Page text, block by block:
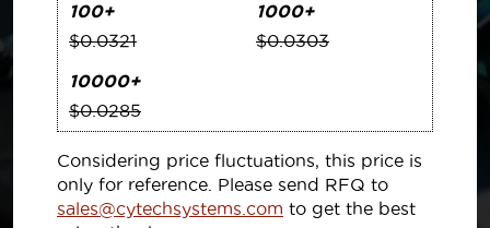
100+
$0.0321
1000+
$0.0303
10000+
$0.0285
Considering price fluctuations, this price is
only for reference. Please send RFQ to
sales@cytechsystems.com to get the best